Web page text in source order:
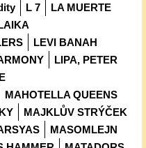
L 7
LA MUERTE
LEVI BANAH
LIPA, PETER
MAHOTELLA QUEENS
MAJKLŮV STRÝČEK
MASOMLEJN